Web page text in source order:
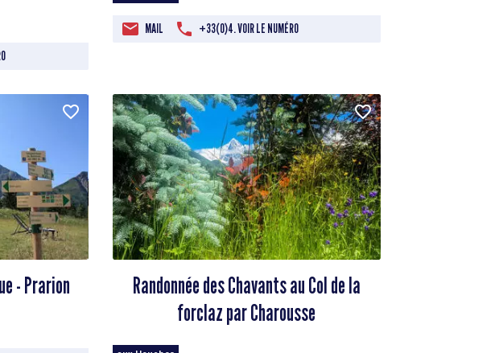
MAIL +33(0)4. VOIR LE NUMÉRO
- Prarion
Randonnée des Chavants au Col de la
forclaz par Charousse